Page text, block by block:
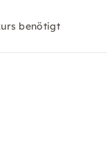
benötigt